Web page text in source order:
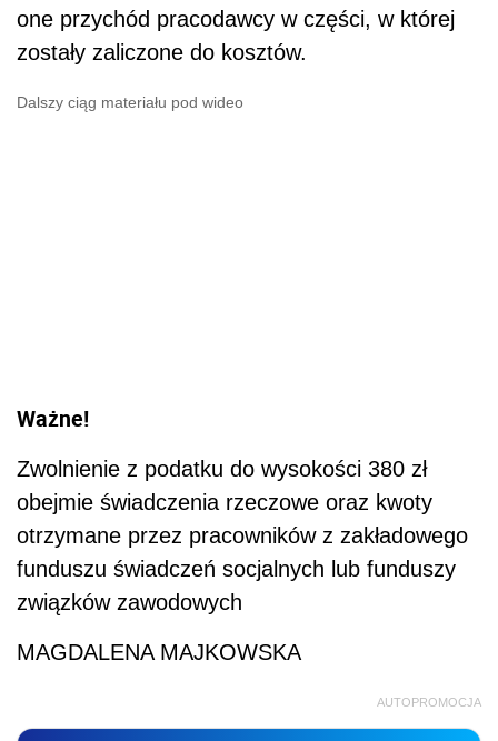
one przychód pracodawcy w części, w której
zostały zaliczone do kosztów.
Dalszy ciąg materiału pod wideo
Ważne!
Zwolnienie z podatku do wysokości 380 zł
obejmie świadczenia rzeczowe oraz kwoty
otrzymane przez pracowników z zakładowego
funduszu świadczeń socjalnych lub funduszy
związków zawodowych
MAGDALENA MAJKOWSKA
AUTOPROMOCJA